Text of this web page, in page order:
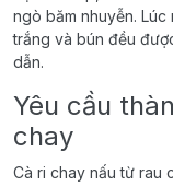
ngò băm nhuyễn.
trắng và bún đều
dẫn.
Yêu cầu
chay
Cà ri chay nấu từ rau